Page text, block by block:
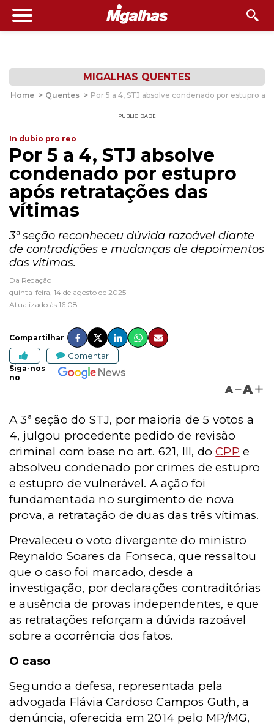
MIGALHAS QUENTES
Home > Quentes > Por 5 a 4, STJ absolve condenado por estupro
PUBLICIDADE
In dubio pro reo
Por 5 a 4, STJ absolve
condenado por estupro
após retratações das
vítimas
3ª seção reconheceu dúvida razoável diante
de contradições e mudanças de depoimentos
das vítimas.
Da Redação
quinta-feira, 14 de agosto de 2025
Atualizado às 16:08
Compartilhar
Comentar
Siga-nos
no
A A
A 3ª seção do STJ, por maioria de 5 votos a
4, julgou procedente pedido de revisão
criminal com base no art. 621, III, doCPP e
absolveu condenado por crimes de estupro
e estupro de vulnerável. A ação foi
fundamentada no surgimento de nova
prova, a retratação de duas das três vítimas.
Prevaleceu o voto divergente do ministro
Reynaldo Soares da Fonseca, que ressaltou
que o caso foi marcado, desde a
investigação, por declarações contraditórias
e ausência de provas independentes, e que
as retratações reforçam a dúvida razoável
sobre a ocorrência dos fatos.
O caso
Segundo a defesa, representada pela
advogada Flávia Cardoso Campos Guth, a
denúncia, oferecida em 2014 pelo MP/MG,